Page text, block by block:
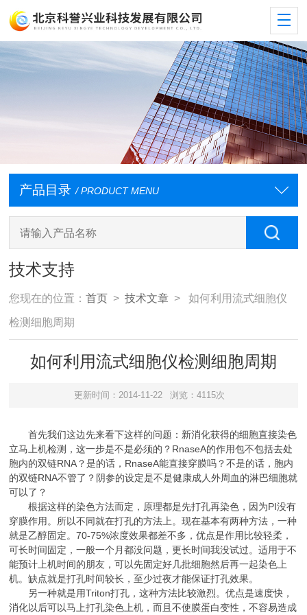
产品目录 / PRODUCT MENU
技术支持
您现在的位置：首页 >技术文章 > 如何利用流式细胞仪
检测细胞周期
如何利用流式细胞仪检测细胞周期
更新时间：2014-11-22 浏览：4115次
首先我们这边先来看下这样的问题：新消化获得的细胞直接染色
立马上机检测，这一步是不是必须的？RnaseA的作用包不包括去处
胞内的双链RNA？是的话，RnaseA能直接穿膜吗？不是的话，胞内
的双链RNA不管了？阴参的设定是不是健康成人外周血的淋巴细胞就
可以了？
根据这样的染色方法而定，原理都是先打孔再染色，因为PI没有
穿膜作用。 所以不同就在打孔的方法上。现在基本有两种方法，一种
就是乙醇固定。70-75%浓度效果都差不多，优点是作用比较轻柔，
可长时间固定，一般一个月都没问题，更长时间我没试过。适用于不
能预计上机时间的朋友，可以先固定好几批细胞然后再一起染色上
机。缺点就是打孔时间较长，至少过夜才能保证打孔效果。
另一种就是用Triton打孔，这种方法比较激烈。优点是速度快，
消化以后可以马上打孔染色上机，而且不使膜蛋白变性，不容易造成